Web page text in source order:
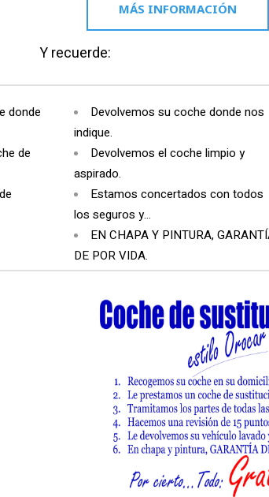
MÁS INFORMACIÓN
Y recuerde:
donde
de
Devolvemos su coche donde nos
indique.
Devolvemos el coche limpio y
aspirado.
Estamos concertados con todos
los seguros y…
EN CHAPA Y PINTURA,
DE POR VIDA.